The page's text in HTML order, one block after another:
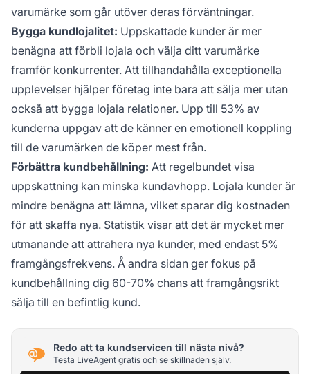
varumärke som går utöver deras förväntningar.
Bygga kundlojalitet: Uppskattade kunder är mer
benägna att förbli lojala och välja ditt varumärke
framför konkurrenter. Att tillhandahålla exceptionella
upplevelser hjälper företag inte bara att sälja mer utan
också att bygga lojala relationer. Upp till 53% av
kunderna uppgav att de känner en emotionell koppling
till de varumärken de köper mest från.
Förbättra kundbehållning: Att regelbundet visa
uppskattning kan minska kundavhopp. Lojala kunder är
mindre benägna att lämna, vilket sparar dig kostnaden
för att skaffa nya. Statistik visar att det är mycket mer
utmanande att attrahera nya kunder, med endast 5%
framgångsfrekvens. Å andra sidan ger fokus på
kundbehållning dig 60-70% chans att framgångsrikt
sälja till en befintlig kund.
Redo att ta kundservicen till nästa nivå?
Testa LiveAgent gratis och se skillnaden själv.